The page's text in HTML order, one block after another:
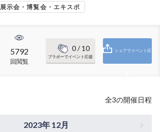
展示会・博覧会・エキスポ
5792
回閲覧
0/ 10
ブラボーでイベント応援
シェアでイベント応
全3の開催日程
2023年 12月